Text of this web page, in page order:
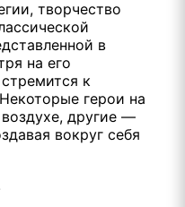
творчество
в
на его
к
герои на
другие —
вокруг себя